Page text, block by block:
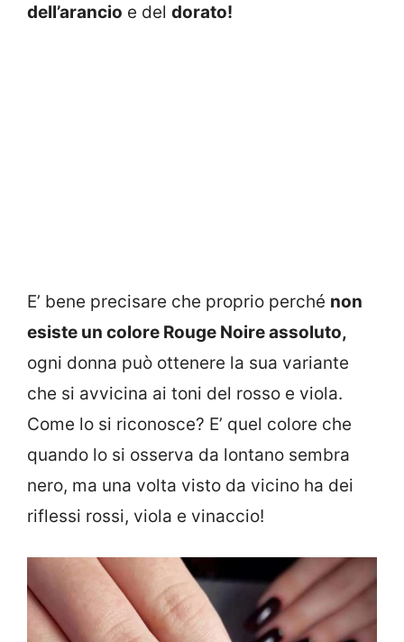
dell’arancio e del dorato!
E’ bene precisare che proprio perché non
esiste un colore Rouge Noire assoluto,
ogni donna può ottenere la sua variante
che si avvicina ai toni del rosso e viola.
Come lo si riconosce? E’ quel colore che
quando lo si osserva da lontano sembra
nero, ma una volta visto da vicino ha dei
riflessi rossi, viola e vinaccio!